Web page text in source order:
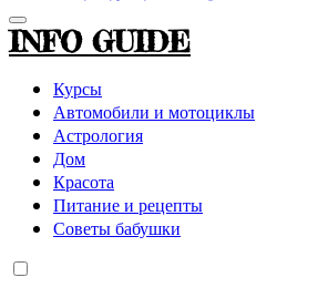
INFO GUIDE
Курсы
Автомобили и мотоциклы
Астрология
Дом
Красота
Питание и рецепты
Советы бабушки